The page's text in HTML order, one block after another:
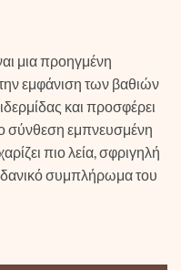
μια προηγμένη
εμφάνιση των βαθιών
και προσφέρει
σύνθεση εμπνευσμένη
πιο λεία, σφριγηλή
συμπλήρωμα του